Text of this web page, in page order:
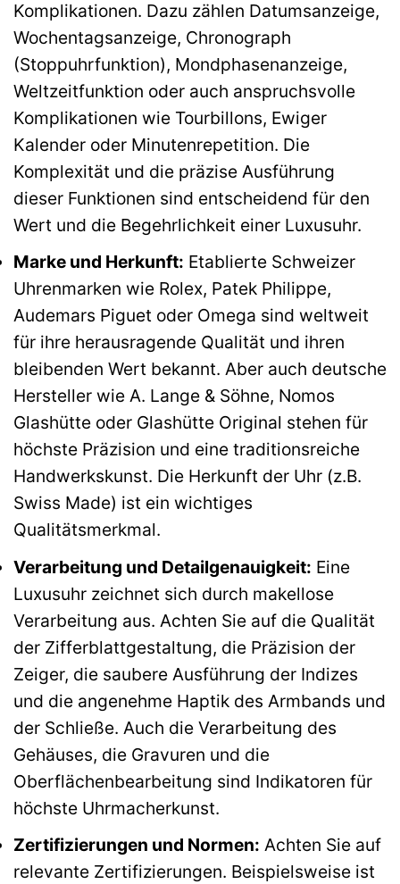
Komplikationen. Dazu zählen Datumsanzeige,
Wochentagsanzeige, Chronograph
(Stoppuhrfunktion), Mondphasenanzeige,
Weltzeitfunktion oder auch anspruchsvolle
Komplikationen wie Tourbillons, Ewiger
Kalender oder Minutenrepetition. Die
Komplexität und die präzise Ausführung
dieser Funktionen sind entscheidend für den
Wert und die Begehrlichkeit einer Luxusuhr.
Marke und Herkunft: Etablierte Schweizer
Uhrenmarken wie Rolex, Patek Philippe,
Audemars Piguet oder Omega sind weltweit
für ihre herausragende Qualität und ihren
bleibenden Wert bekannt. Aber auch deutsche
Hersteller wie A. Lange & Söhne, Nomos
Glashütte oder Glashütte Original stehen für
höchste Präzision und eine traditionsreiche
Handwerkskunst. Die Herkunft der Uhr (z.B.
Swiss Made) ist ein wichtiges
Qualitätsmerkmal.
Verarbeitung und Detailgenauigkeit: Eine
Luxusuhr zeichnet sich durch makellose
Verarbeitung aus. Achten Sie auf die Qualität
der Zifferblattgestaltung, die Präzision der
Zeiger, die saubere Ausführung der Indizes
und die angenehme Haptik des Armbands und
der Schließe. Auch die Verarbeitung des
Gehäuses, die Gravuren und die
Oberflächenbearbeitung sind Indikatoren für
höchste Uhrmacherkunst.
Zertifizierungen und Normen: Achten Sie auf
relevante Zertifizierungen. Beispielsweise ist